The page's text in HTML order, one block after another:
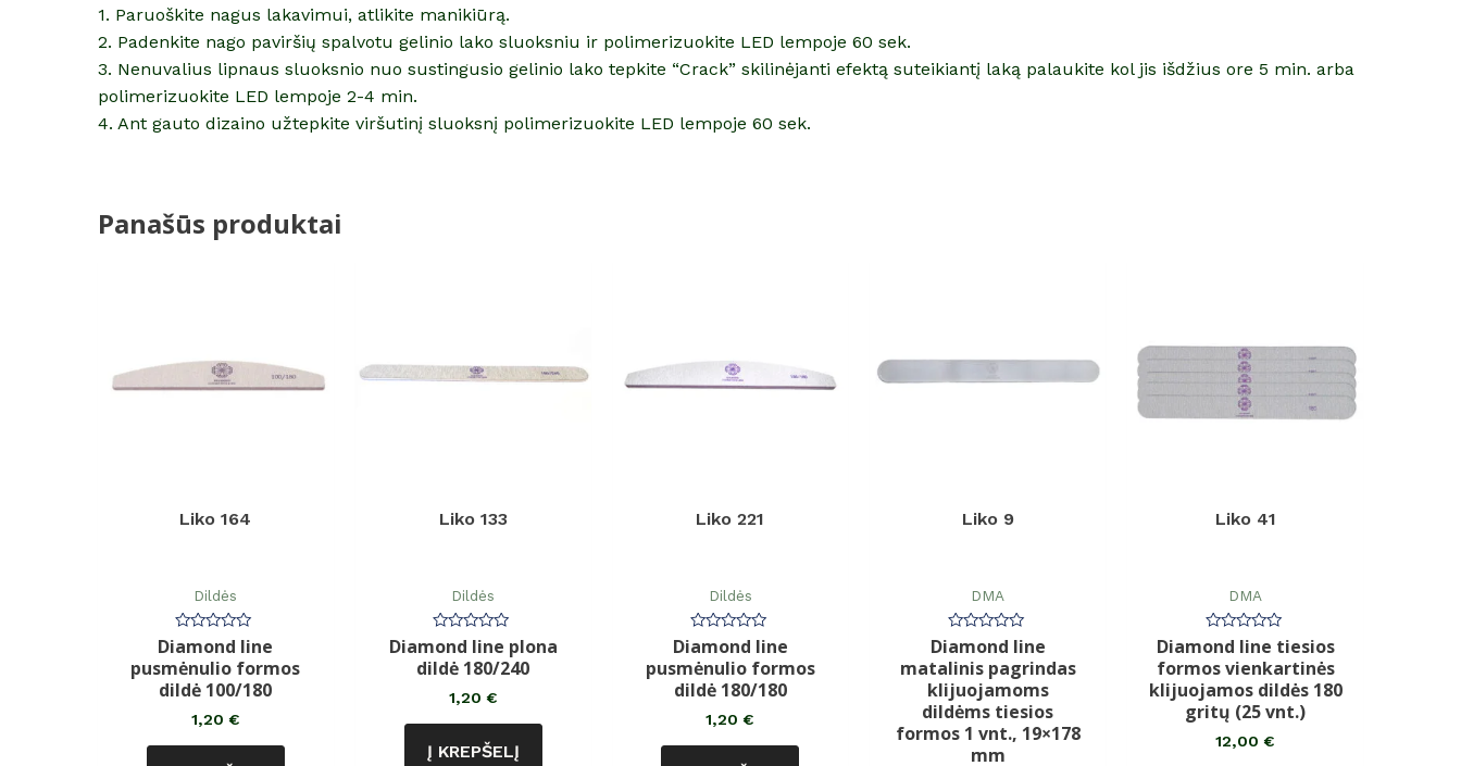
1. Paruoškite nagus lakavimui, atlikite manikiūrą.
2. Padenkite nago paviršių spalvotu gelinio lako sluoksniu ir polimerizuokite LED lempoje 60 sek.
3. Nenuvalius lipnaus sluoksnio nuo sustingusio gelinio lako tepkite “Crack” skilinėjanti efektą suteikiantį laką palaukite kol jis išdžius ore 5 min. arba
polimerizuokite LED lempoje 2-4 min.
4. Ant gauto dizaino užtepkite viršutinį sluoksnį polimerizuokite LED lempoje 60 sek.
Panašūs produktai
Liko 164
Dildės
Įvertinimas:
0
iš
5
Diamond line
pusmėnulio formos
dildė 100/180
1,20 €
Liko 133
Dildės
Įvertinimas:
0
iš
Diamond line plona
dildė 180/240
1,20 €
Į KREPŠELĮ
Liko 221
Dildės
Įvertinimas:
0
iš
5
Diamond line
pusmėnulio formos
dildė 180/180
1,20€
Liko 9
DMA
Įvertinimas:
0
iš
5
Diamond line
matalinis pagrindas
klijuojamoms
dildėms tiesios
formos 1 vnt., 19×178
mm
Liko 41
DMA
Įvertinimas:
0
iš
5
Diamond line tiesios
formos vienkartinės
klijuojamos dildės 180
gritų (25 vnt.)
12,00€